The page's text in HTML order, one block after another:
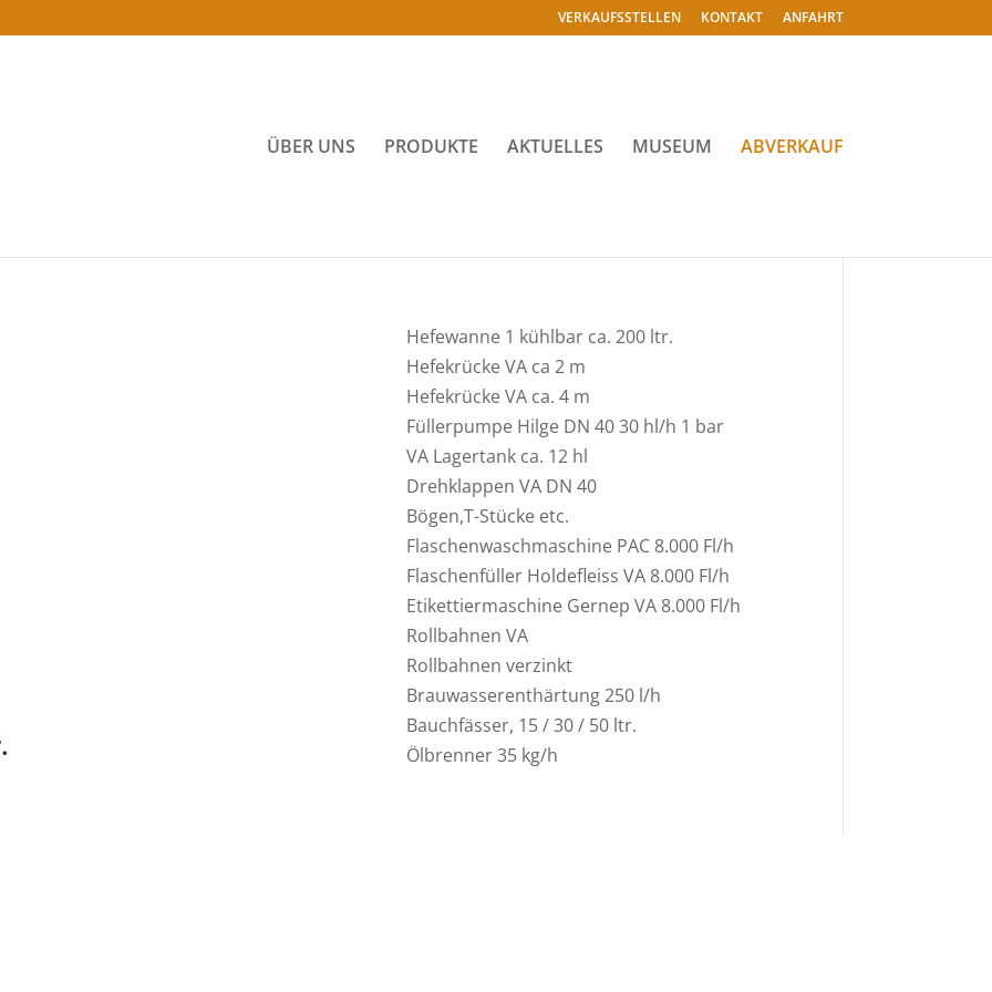
VERKAUFSSTELLEN KONTAKT ANFAHRT
ÜBER UNS PRODUKTE AKTUELLES MUSEUM ABVERKAUF
Hefewanne 1 kühlbar ca. 200 ltr.
Hefekrücke VA ca 2 m
Hefekrücke VA ca. 4 m
Füllerpumpe Hilge DN 40 30 hl/h 1 bar
VA Lagertank ca. 12 hl
Drehklappen VA DN 40
Bögen,T-Stücke etc.
Flaschenwaschmaschine PAC 8.000 Fl/h
Flaschenfüller Holdefleiss VA 8.000 Fl/h
Etikettiermaschine Gernep VA 8.000 Fl/h
Rollbahnen VA
Rollbahnen verzinkt
Brauwasserenthärtung 250 l/h
Bauchfässer, 15 / 30 / 50 ltr.
Ölbrenner 35 kg/h